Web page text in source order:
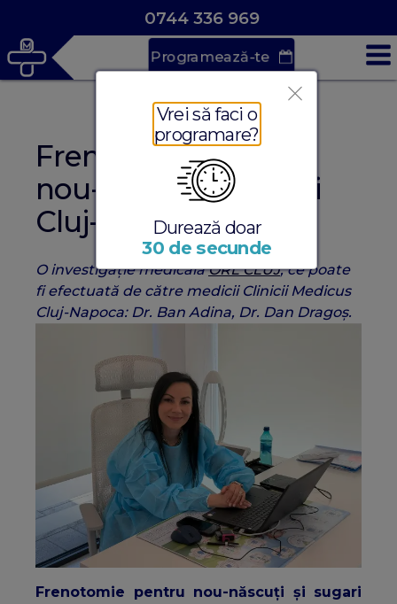
0744 336 969
Programează-te
Vrei să faci o
programare?
Durează doar
30 de secunde
Frenotomie pentru
nou-născuți și sugari
Cluj-Napoca
O investigație medicalăORL CLUJ, ce poate
fi efectuată de către medicii Clinicii Medicus
Cluj-Napoca: Dr. Ban Adina, Dr. Dan Dragoș.
Frenotomie pentru nou-născuți și sugari